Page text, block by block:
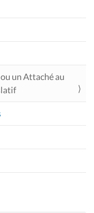
un Attaché au